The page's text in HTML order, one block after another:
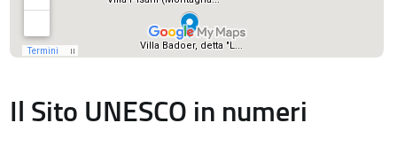
Il Sito UNESCO in numeri